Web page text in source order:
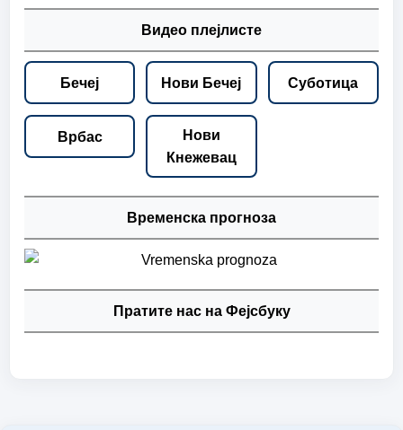
Видео плејлисте
Бечеј Нови Бечеј Суботица
Врбас
Нови
Кнежевац
Временска прогноза
Пратите нас на Фејсбуку